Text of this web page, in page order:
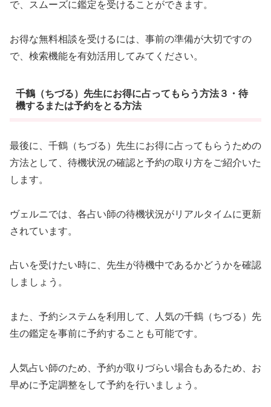
で、スムーズに鑑定を受けることができます。
お得な無料相談を受けるには、事前の準備が大切ですの
で、検索機能を有効活用してみてください。
千鶴（ちづる）先生にお得に占ってもらう方法３・待
機するまたは予約をとる方法
最後に、千鶴（ちづる）先生にお得に占ってもらうための
方法として、待機状況の確認と予約の取り方をご紹介いた
します。
ヴェルニでは、各占い師の待機状況がリアルタイムに更新
されています。
占いを受けたい時に、先生が待機中であるかどうかを確認
しましょう。
また、予約システムを利用して、人気の千鶴（ちづる）先
生の鑑定を事前に予約することも可能です。
人気占い師のため、予約が取りづらい場合もあるため、お
早めに予定調整をして予約を行いましょう。